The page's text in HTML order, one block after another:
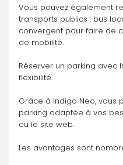
Vous pouvez également
transports publics : bus
convergent pour faire de
de mobilité.
Réserver un parking avec
flexibilité
Grâce à Indigo Neo, vous
parking adaptée à vos
ou le site web.
Les avantages sont